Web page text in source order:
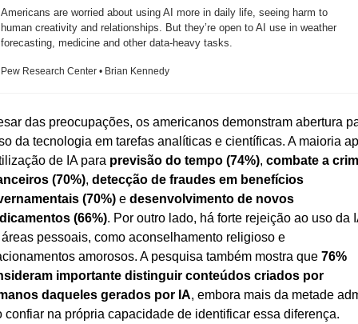
Americans are worried about using AI more in daily life, seeing harm to
human creativity and relationships. But they’re open to AI use in weather
forecasting, medicine and other data-heavy tasks.
Pew Research Center • Brian Kennedy
das preocupações, os americanos demonstram abertura
da tecnologia em tarefas analíticas e científicas. A maioria
de IA para previsão do tempo (74%), combate a
(70%), detecção de fraudes em benefícios
(70%) e desenvolvimento de novos
(66%). Por outro lado, há forte rejeição ao uso da
pessoais, como aconselhamento religioso e
amorosos. A pesquisa também mostra que 76%
importante distinguir conteúdos criados por
daqueles gerados por IA, embora mais da metade
confiar na própria capacidade de identificar essa diferença.